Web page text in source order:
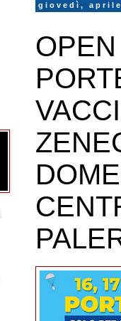
giovedì,